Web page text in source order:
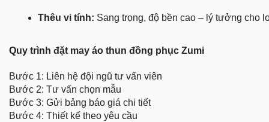
Thêu vi tính: Sang trọng, độ bền cao – lý tưởng cho
Quy trình đặt may áo thun đồng phục Zumi
Bước 1: Liên hệ đội ngũ tư vấn viên
Bước 2: Tư vấn chọn mẫu
Bước 3: Gửi bảng báo giá chi tiết
Bước 4: Thiết kế theo yêu cầu